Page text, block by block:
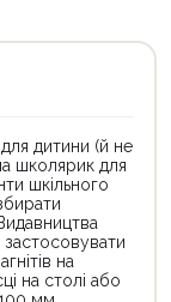
дитини (й не
школярик для
шкільного
на
на столі або